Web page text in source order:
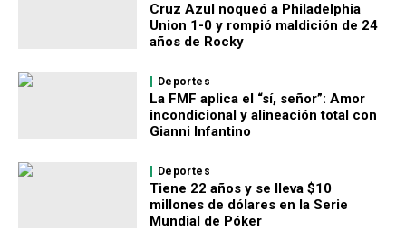
Cruz Azul noqueó a Philadelphia
Union 1-0 y rompió maldición de 24
años de Rocky
Deportes
La FMF aplica el “sí, señor”: Amor
incondicional y alineación total con
Gianni Infantino
Deportes
Tiene 22 años y se lleva $10
millones de dólares en la Serie
Mundial de Póker